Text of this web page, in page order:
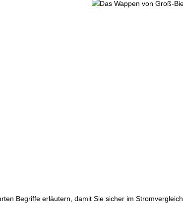
Begriffe erläutern, damit Sie sicher im Stromvergleich